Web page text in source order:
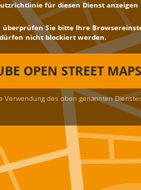
für diesen Dienst anzeigen
Sie bitte Ihre
dürfen nicht blockiert werden.
OPEN STREET MAPS
Verwendung des oben genannten